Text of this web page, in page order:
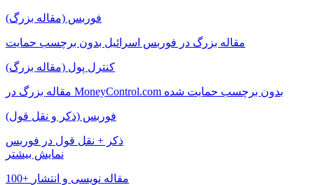
فوربس (مقاله بزرگ)
مقاله بزرگ در فوربس اسرائیل بدون برچسب حمایت
کنترل پول (مقاله بزرگ)
مقاله بزرگ در MoneyControl.com بدون برچسب حمایت شده
فوربس (ذکر و نقل قول)
ذکر + نقل قول در فوربس
نمایش بیشتر
100+ مقاله نویسی و انتشار